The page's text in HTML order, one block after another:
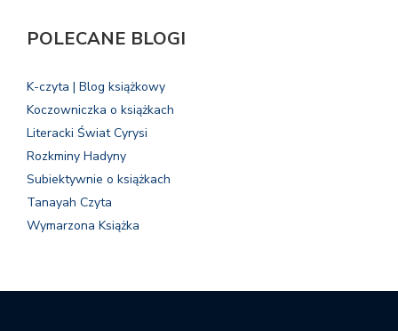
POLECANE BLOGI
K-czyta | Blog książkowy
Koczowniczka o książkach
Literacki Świat Cyrysi
Rozkminy Hadyny
Subiektywnie o książkach
Tanayah Czyta
Wymarzona Książka